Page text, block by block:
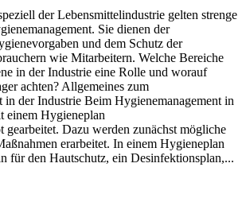
der Lebensmittelindustrie gelten strenge
Sie dienen der
und dem Schutz der
wie Mitarbeitern. Welche Bereiche
in der Industrie eine Rolle und worauf
achten? Allgemeines zum
in der Industrie Beim Hygienemanagement in
einem Hygieneplan
gearbeitet. Dazu werden zunächst mögliche
erarbeitet. In einem Hygieneplan
für den Hautschutz, ein Desinfektionsplan,...